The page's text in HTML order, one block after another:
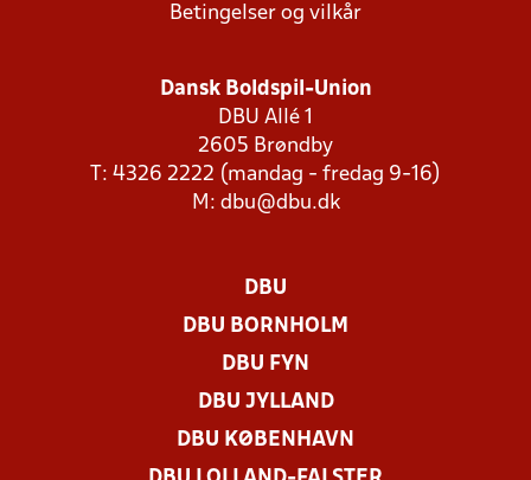
Betingelser og vilkår
Dansk Boldspil-Union
DBU Allé 1
2605 Brøndby
T: 4326 2222 (mandag - fredag 9-16)
M: dbu@dbu.dk
DBU
DBU BORNHOLM
DBU FYN
DBU JYLLAND
DBU KØBENHAVN